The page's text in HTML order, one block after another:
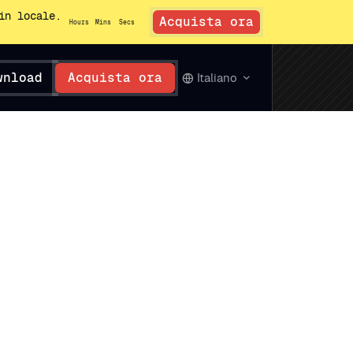
locale.
Hours Mins Secs Acquista ora
Acquista ora Italiano